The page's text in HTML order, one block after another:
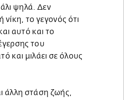
ψηλά. Δεν
το γεγονός ότι
αυτό και το
του
και μιλάει σε όλους
άλλη στάση ζωής,